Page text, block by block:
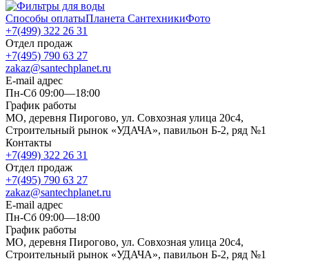
Способы оплатыПланета СантехникиФото
+7(499) 322 26 31
Отдел продаж
+7(495) 790 63 27
zakaz@santechplanet.ru
E-mail адрес
Пн-Сб 09:00—18:00
График работы
МО, деревня Пирогово, ул. Совхозная улица 20с4,
Строительный рынок «УДАЧА», павильон Б-2, ряд №1
Контакты
+7(499) 322 26 31
Отдел продаж
+7(495) 790 63 27
zakaz@santechplanet.ru
E-mail адрес
Пн-Сб 09:00—18:00
График работы
МО, деревня Пирогово, ул. Совхозная улица 20с4,
Строительный рынок «УДАЧА», павильон Б-2, ряд №1